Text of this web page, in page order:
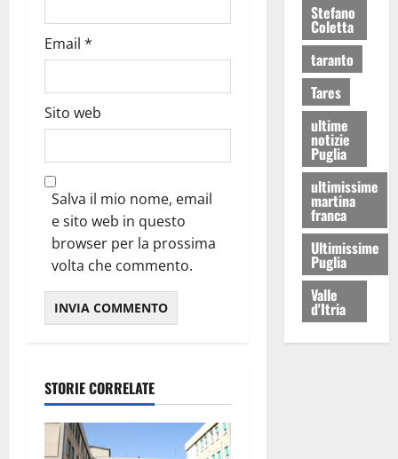
Email *
Sito web
Salva il mio nome, email
e sito web in questo
browser per la prossima
volta che commento.
STORIE CORRELATE
Stefano
Coletta
taranto
Tares
ultime
notizie
Puglia
ultimissime
martina
franca
Ultimissime
Puglia
Valle
d'Itria